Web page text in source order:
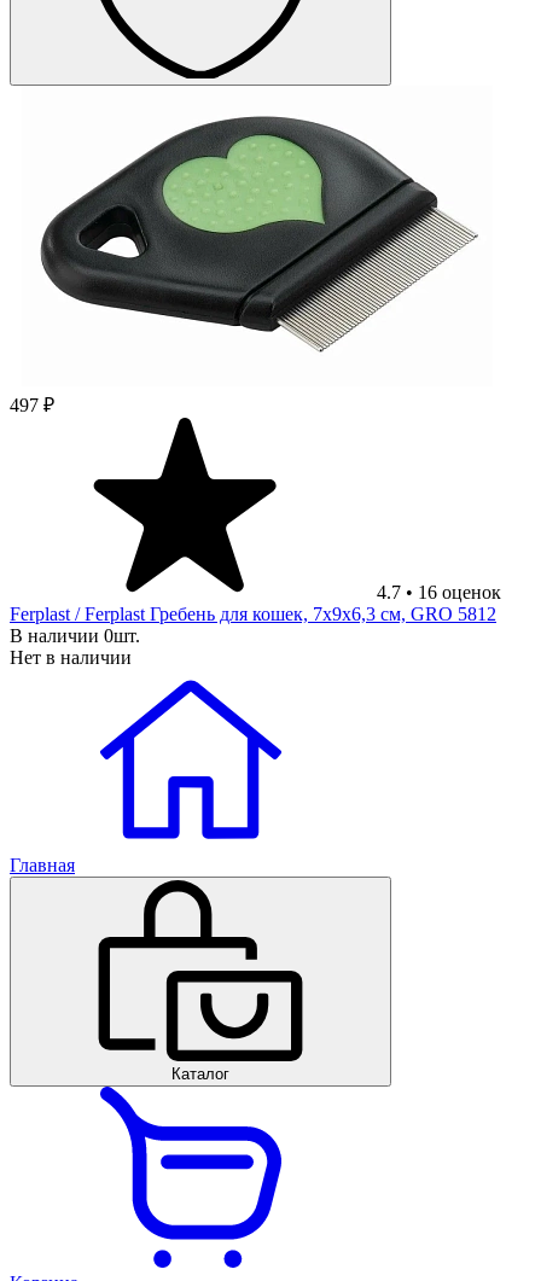
497 ₽
4.7 • 16 оценок
Ferplast / Ferplast Гребень для кошек, 7х9х6,3 см, GRO 5812
В наличии 0шт.
Нет в наличии
Главная
Каталог